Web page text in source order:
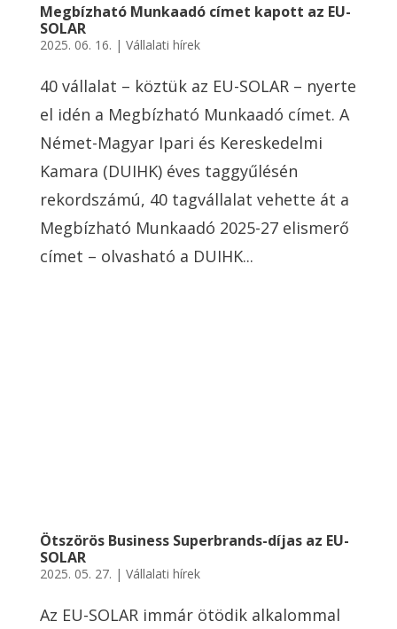
Megbízható Munkaadó címet kapott az EU-
SOLAR
2025. 06. 16. | Vállalati hírek
40 vállalat – köztük az EU-SOLAR – nyerte
el idén a Megbízható Munkaadó címet. A
Német-Magyar Ipari és Kereskedelmi
Kamara (DUIHK) éves taggyűlésén
rekordszámú, 40 tagvállalat vehette át a
Megbízható Munkaadó 2025-27 elismerő
címet – olvasható a DUIHK...
Ötszörös Business Superbrands-díjas az EU-
SOLAR
2025. 05. 27. | Vállalati hírek
Az EU-SOLAR immár ötödik alkalommal